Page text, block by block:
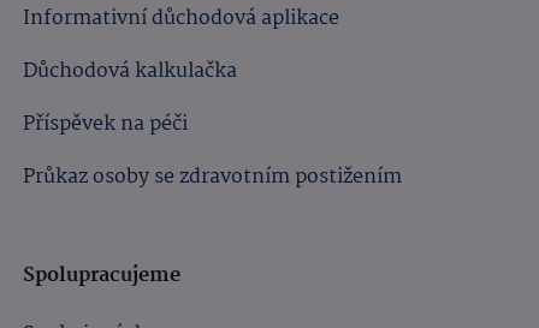
Informativní důchodová aplikace
Důchodová kalkulačka
Příspěvek na péči
Průkaz osoby se zdravotním postižením
Spolupracujeme